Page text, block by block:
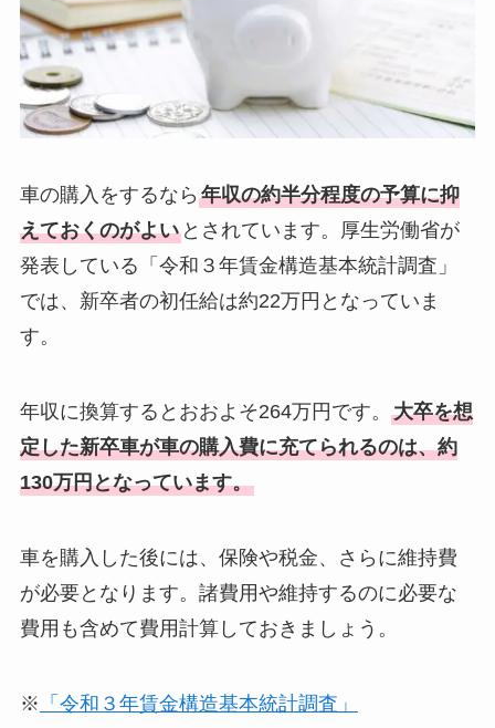
車の購入をするなら 年収の約半分程度の予算に抑
えておくのがよいとされています。厚生労働省が
発表している「令和３年賃金構造基本統計調査」
では、新卒者の初任給は約22万円となっていま
す。
年収に換算するとおおよそ264万円です。 大卒を想
定した新卒車が車の購入費に充てられるのは、約
130万円となっています。
車を購入した後には、保険や税金、さらに維持費
が必要となります。諸費用や維持するのに必要な
費用も含めて費用計算しておきましょう。
※ 「令和３年賃金構造基本統計調査」